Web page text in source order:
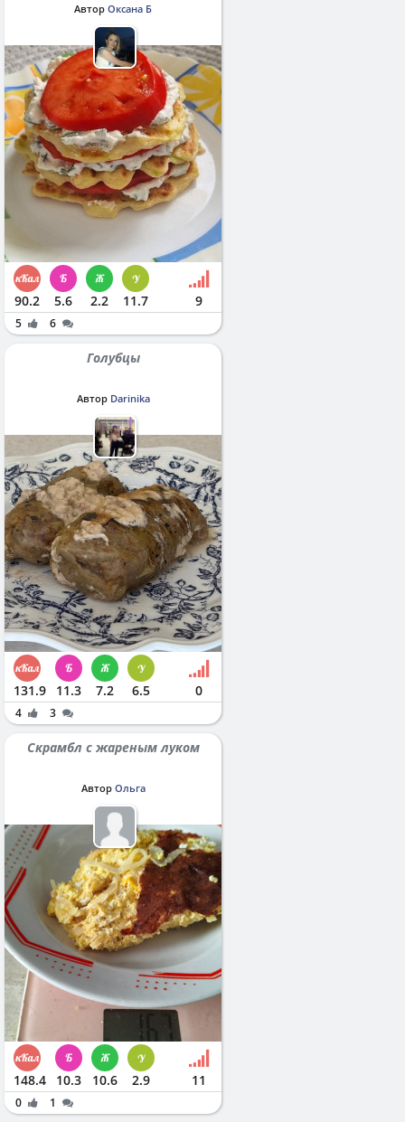
Автор Оксана Б
90.2 5.6 2.2 11.7 9
5 6
Голубцы
Автор Darinika
131.9 11.3 7.2 6.5 0
4 3
Скрамбл с жареным луком
Автор Ольга
148.4 10.3 10.6 2.9 11
0
1